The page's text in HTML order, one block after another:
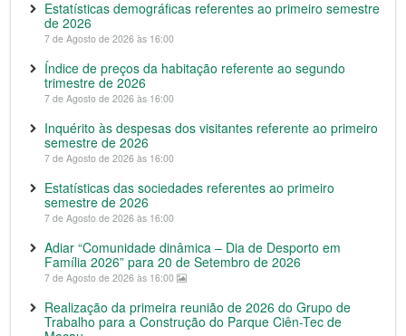
Estatísticas demográficas referentes ao primeiro semestre
de 2026
7 de Agosto de 2026 às 16:00
Índice de preços da habitação referente ao segundo
trimestre de 2026
7 de Agosto de 2026 às 16:00
Inquérito às despesas dos visitantes referente ao primeiro
semestre de 2026
7 de Agosto de 2026 às 16:00
Estatísticas das sociedades referentes ao primeiro
semestre de 2026
7 de Agosto de 2026 às 16:00
Adiar “Comunidade dinâmica – Dia de Desporto em
Família 2026” para 20 de Setembro de 2026
7 de Agosto de 2026 às 16:00
Realização da primeira reunião de 2026 do Grupo de
Trabalho para a Construção do Parque Ciên-Tec de